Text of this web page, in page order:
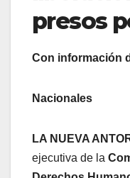
presos
Con información
Nacionales
LA NUEVA
ejecutiva de la